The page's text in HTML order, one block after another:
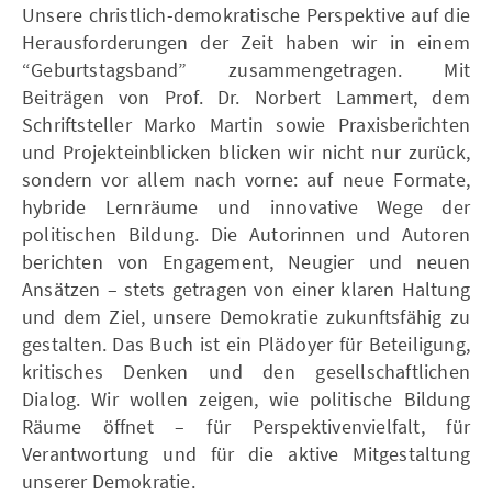
Unsere christlich-demokratische Perspektive auf die
Herausforderungen der Zeit haben wir in einem
“Geburtstagsband” zusammengetragen. Mit
Beiträgen von Prof. Dr. Norbert Lammert, dem
Schriftsteller Marko Martin sowie Praxisberichten
und Projekteinblicken blicken wir nicht nur zurück,
sondern vor allem nach vorne: auf neue Formate,
hybride Lernräume und innovative Wege der
politischen Bildung. Die Autorinnen und Autoren
berichten von Engagement, Neugier und neuen
Ansätzen – stets getragen von einer klaren Haltung
und dem Ziel, unsere Demokratie zukunftsfähig zu
gestalten. Das Buch ist ein Plädoyer für Beteiligung,
kritisches Denken und den gesellschaftlichen
Dialog. Wir wollen zeigen, wie politische Bildung
Räume öffnet – für Perspektivenvielfalt, für
Verantwortung und für die aktive Mitgestaltung
unserer Demokratie.